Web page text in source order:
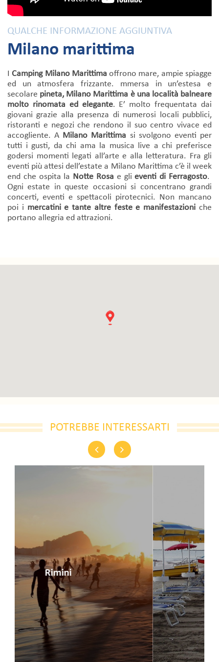
QUALCHE INFORMAZIONE AGGIUNTIVA
Milano marittima
I Camping Milano Marittimaoffrono mare, ampie spiagge
ed un atmosfera frizzante. mmersa in un’estesa e
secolare pineta, Milano Marittima è una località balneare
molto rinomata ed elegante. E’ molto frequentata dai
giovani grazie alla presenza di numerosi locali pubblici,
ristoranti e negozi che rendono il suo centro vivace ed
accogliente. A Milano Marittima si svolgono eventi per
tutti i gusti, da chi ama la musica live a chi preferisce
godersi momenti legati all’arte e alla letteratura. Fra gli
eventi più attesi dell’estate a Milano Marittima c’è il week
end che ospita la Notte Rosa e glieventi di Ferragosto.
Ogni estate in queste occasioni si concentrano grandi
concerti, eventi e spettacoli pirotecnici. Non mancano
poi i mercatini e tante altre feste e manifestazioniche
portano allegria ed attrazioni.
POTREBBE INTERESSARTI
Lidi Ferraresi
PreviousNext